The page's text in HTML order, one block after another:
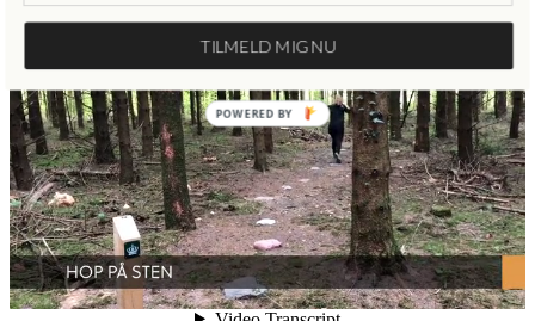
TILMELD MIG NU
POWERED BY